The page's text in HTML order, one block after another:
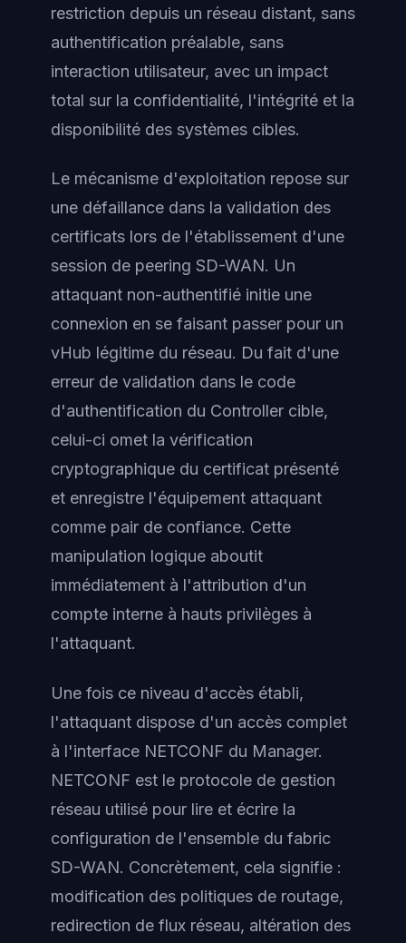
restriction depuis un réseau distant, sans
authentification préalable, sans
interaction utilisateur, avec un impact
total sur la confidentialité, l'intégrité et la
disponibilité des systèmes cibles.
Le mécanisme d'exploitation repose sur
une défaillance dans la validation des
certificats lors de l'établissement d'une
session de peering SD-WAN. Un
attaquant non-authentifié initie une
connexion en se faisant passer pour un
vHub légitime du réseau. Du fait d'une
erreur de validation dans le code
d'authentification du Controller cible,
celui-ci omet la vérification
cryptographique du certificat présenté
et enregistre l'équipement attaquant
comme pair de confiance. Cette
manipulation logique aboutit
immédiatement à l'attribution d'un
compte interne à hauts privilèges à
l'attaquant.
Une fois ce niveau d'accès établi,
l'attaquant dispose d'un accès complet
à l'interface NETCONF du Manager.
NETCONF est le protocole de gestion
réseau utilisé pour lire et écrire la
configuration de l'ensemble du fabric
SD-WAN. Concrètement, cela signifie :
modification des politiques de routage,
redirection de flux réseau, altération des